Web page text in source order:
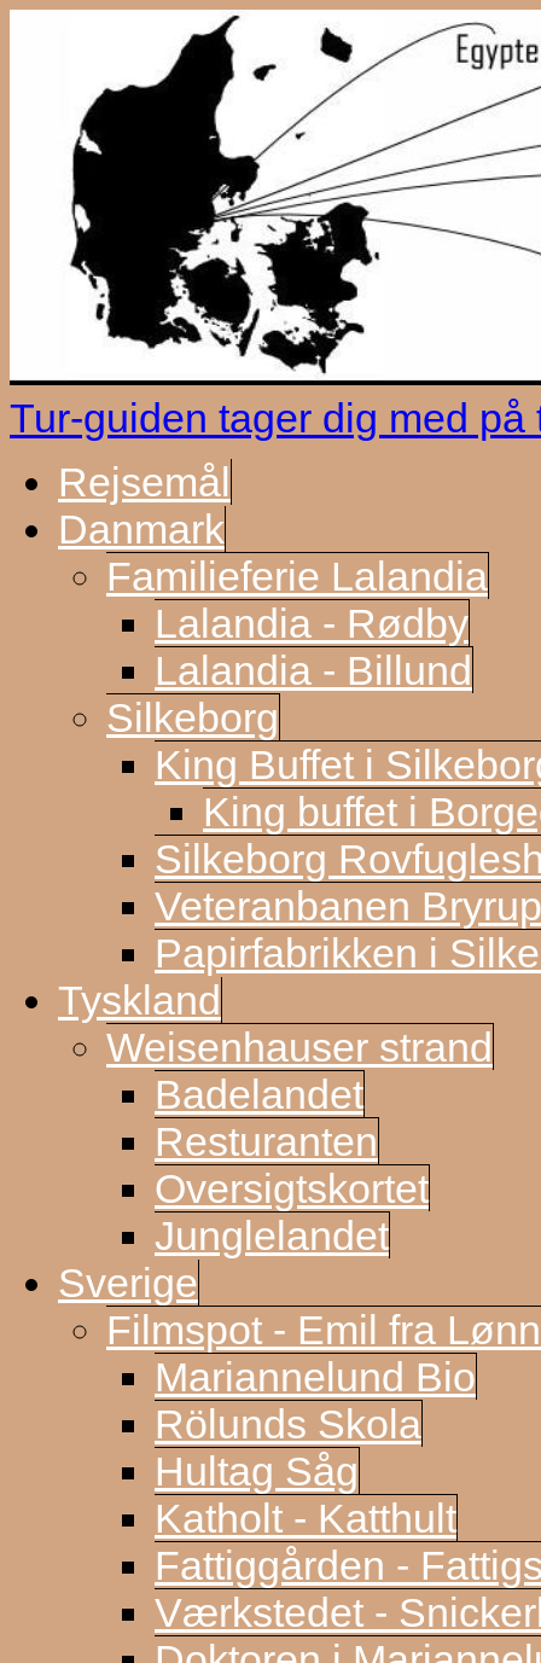
Tur-guiden tager dig med
Rejsemål
Danmark
Familieferie Lalandia
Lalandia - Rødby
Lalandia - Billund
Silkeborg
King Buffet i
King buffet i
Silkeborg
Veteranbanen
Papirfabrikken i
Tyskland
Weisenhauser strand
Badelandet
Resturanten
Oversigtskortet
Junglelandet
Sverige
Filmspot - Emil fra
Mariannelund Bio
Rölunds Skola
Hultag Såg
Katholt - Katthult
Fattiggården -
Værkstedet -